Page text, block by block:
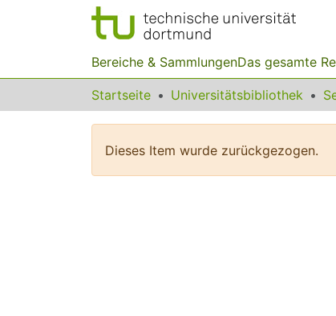
Bereiche & SammlungenDas gesamte
Startseite Universitätsbibliothek
Dieses Item wurde zurückgezogen.